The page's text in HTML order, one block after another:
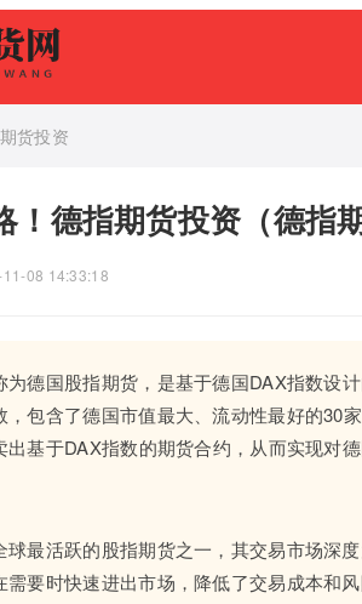
期货投资
！德指期货投资（德指
08 14:33:18
为德国股指期货，是基于德国DAX指数设
，包含了德国市值最大、流动性最好的30
基于DAX指数的期货合约，从而实现对
球最活跃的股指期货之一，其交易市场深
要时快速进出市场，降低了交易成本和风